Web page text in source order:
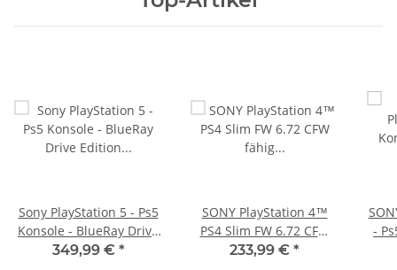
Sony PlayStation 5 - Ps5
Konsole - BlueRay Drive
Edition - 825GB CFI-
349,99 € *
SONY PlayStation 4™
PS4 Slim FW 6.72 CFW
fähig - 500GB CUH-
233,99 € *
-